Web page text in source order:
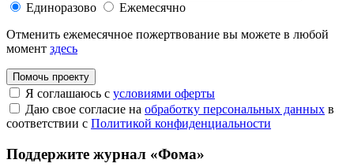
Единоразово
Ежемесячно
Отменить ежемесячное пожертвование вы можете в любой
момент здесь
Помочь проекту
Я соглашаюсь с условиями оферты
Даю свое согласие на обработку персональных данных в
соответствии с Политикой конфиденциальности
Поддержите журнал «Фома»